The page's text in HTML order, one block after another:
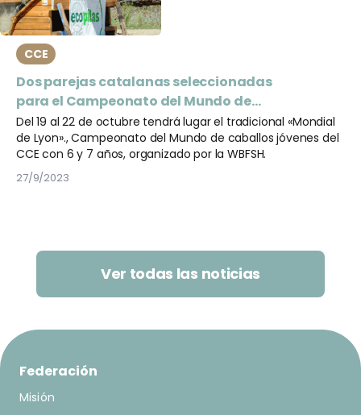
CCE
Dos parejas catalanas seleccionadas
para el Campeonato del Mundo de
Caballos Jóvenes del CCE
Del 19 al 22 de octubre tendrá lugar el tradicional «Mondial
de Lyon»., Campeonato del Mundo de caballos jóvenes del
CCE con 6 y 7 años, organizado por la WBFSH.
27/9/2023
Ver todas las noticias
Federación
Misión